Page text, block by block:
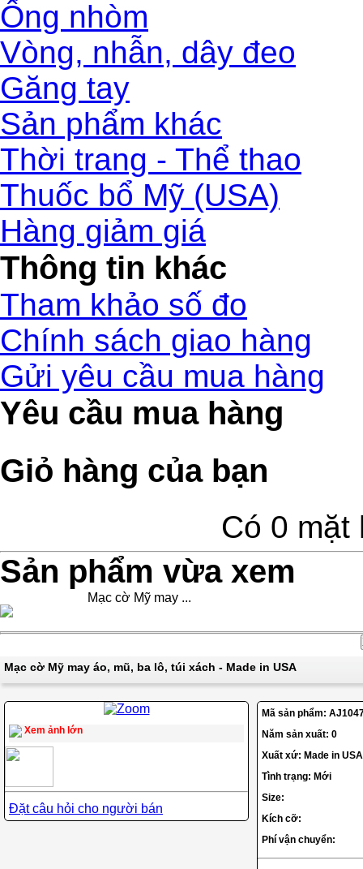
Ống nhòm
Vòng, nhẫn, dây đeo
Găng tay
Sản phẩm khác
Thời trang - Thể thao
Thuốc bổ Mỹ (USA)
Hàng giảm giá
Thông tin khác
Tham khảo số đo
Chính sách giao hàng
Gửi yêu cầu mua hàng
Yêu cầu mua hàng
Giỏ hàng của bạn
Có 0 mặt
Sản phẩm vừa xem
Mạc cờ Mỹ may ...
Mạc cờ Mỹ may áo, mũ, ba lô, túi xách - Made in USA
Xem ảnh lớn
Đặt câu hỏi cho người bán
Mã sản phẩm:
Năm sản xuất: 0
Xuất xứ: Made in USA
Tình trạng: Mới
Size:
Kích cỡ:
Phí vận chuyển: